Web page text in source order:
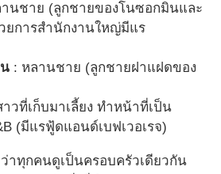
นชาย (ลูกชายของโนซอกมินและ
ยการสำนักงานใหญ่มีแร
: หลานชาย (ลูกชายฝาแฝดของ
วที่เก็บมาเลี้ยง ทำหน้าที่เป็น
(มีแรฟู้ดแอนด์เบฟเวอเรจ)
าทุกคนดูเป็นครอบครัวเดียวกัน